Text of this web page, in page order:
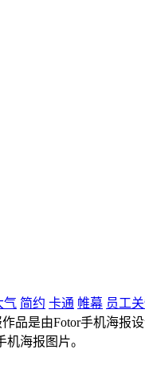
气 简约 卡通 帷幕 员工
是由Fotor手机海报
海报图片。